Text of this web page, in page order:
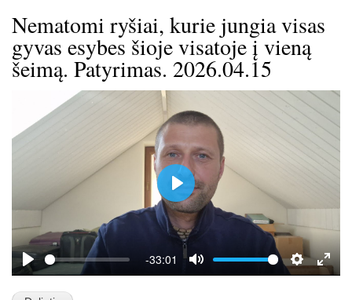
Nematomi ryšiai, kurie jungia visas
gyvas esybes šioje visatoje į vieną
šeimą. Patyrimas. 2026.04.15
P
l
-33:01
M
S
E
P
l
a